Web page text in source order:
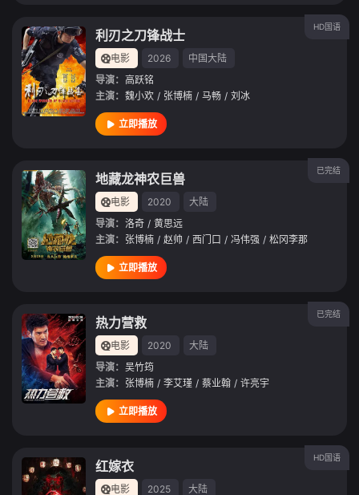
HD国语
利刃之刀锋战士
电影 2026
中国大陆
导演： 高跃铭
主演： 魏小欢 / 张博楠 / 马畅 / 刘冰
立即播放
已完结
地藏龙神农巨兽
电影 2020
大陆
导演： 洛奇 / 黄思远
主演： 张博楠 / 赵帅 / 西门口 / 冯伟强 / 松冈李那
立即播放
已完结
热力营救
电影 2020
大陆
导演： 吴竹筠
主演： 张博楠 / 李艾瑾 / 蔡业翰 / 许亮宇
立即播放
HD国语
红嫁衣
电影 2025
大陆